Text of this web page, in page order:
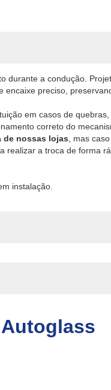
durante a condução.
preciso,
em casos de
correto do
de nossas lojas , mas
realizar a troca de forma
instalação.